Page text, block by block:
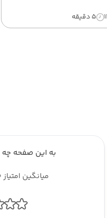
5 دقیقه
به این صفحه چه
میانگین امتیاز 0 از 5 ( از 0 رای )